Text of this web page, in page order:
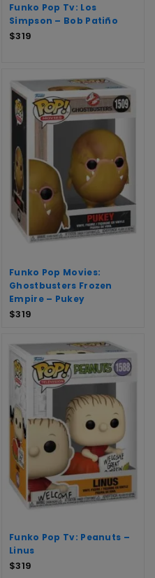
Funko Pop Tv: Los
Simpson – Bob Patiño
$319
Funko Pop Movies:
Ghostbusters Frozen
Empire – Pukey
$319
Funko Pop Tv: Peanuts –
Linus
$319